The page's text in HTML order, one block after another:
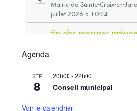
Agenda
SEP
8
20h00 -22h00
Conseil municipal
Voir le calendrier